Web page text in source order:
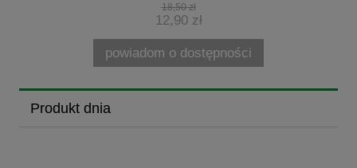
18,50 zł
12,90 zł
powiadom o dostępności
Produkt dnia